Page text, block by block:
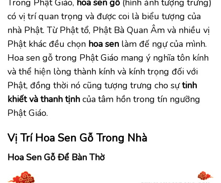
có vị trí quan trọng và được coi là biểu tượng của
nhà Phật. Từ Phật tổ, Phật Bà Quan Âm và nhiều vị
Phật khác đều chọn hoa sen làm đế ngự của mình.
Hoa sen gỗ trong Phật Giáo mang ý nghĩa tôn kính
và thể hiện lòng thành kính và kính trọng đối với
Phật, đồng thời nó cũng tượng trưng cho sựtinh
khiết và thanh tịnh của tâm hồn trong tín ngưỡng
Phật Giáo.
Vị Trí Hoa Sen Gỗ Trong Nhà
Hoa Sen Gỗ Để Bàn Thờ